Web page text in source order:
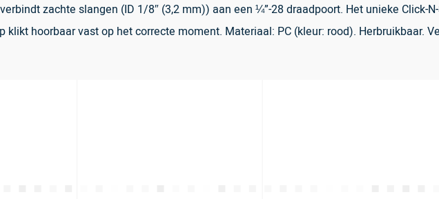
zachte slangen (ID 1/8″ (3,2 mm)) aan een ¼”-28 draadpoort. Het unieke Click-
hoorbaar vast op het correcte moment. Materiaal: PC (kleur: rood). Herbruikbaar.